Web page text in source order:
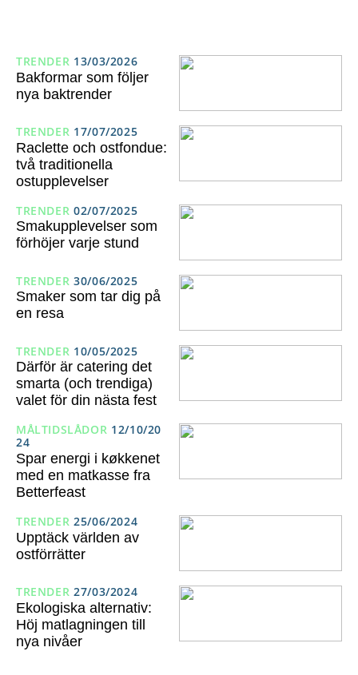
TRENDER 13/03/2026
Bakformar som följer
nya baktrender
TRENDER 17/07/2025
Raclette och ostfondue:
två traditionella
ostupplevelser
TRENDER 02/07/2025
Smakupplevelser som
förhöjer varje stund
TRENDER 30/06/2025
Smaker som tar dig på
en resa
TRENDER 10/05/2025
Därför är catering det
smarta (och trendiga)
valet för din nästa fest
MÅLTIDSLÅDOR 12/10/20
24
Spar energi i køkkenet
med en matkasse fra
Betterfeast
TRENDER 25/06/2024
Upptäck världen av
ostförrätter
TRENDER 27/03/2024
Ekologiska alternativ:
Höj matlagningen till
nya nivåer